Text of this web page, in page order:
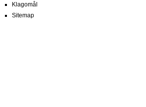
Klagomål
Sitemap